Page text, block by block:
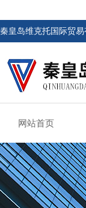
秦皇岛维克托国际贸易
网站首页